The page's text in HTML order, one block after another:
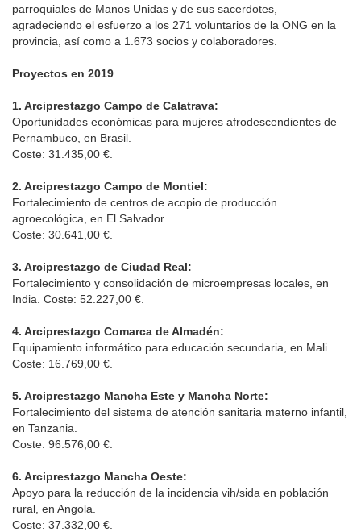
parroquiales de Manos Unidas y de sus sacerdotes,
agradeciendo el esfuerzo a los 271 voluntarios de la ONG en la
provincia, así como a 1.673 socios y colaboradores.
Proyectos en 2019
1. Arciprestazgo Campo de Calatrava:
Oportunidades económicas para mujeres afrodescendientes de
Pernambuco, en Brasil.
Coste: 31.435,00 €.
2. Arciprestazgo Campo de Montiel:
Fortalecimiento de centros de acopio de producción
agroecológica, en El Salvador.
Coste: 30.641,00 €.
3. Arciprestazgo de Ciudad Real:
Fortalecimiento y consolidación de microempresas locales, en
India. Coste: 52.227,00 €.
4. Arciprestazgo Comarca de Almadén:
Equipamiento informático para educación secundaria, en Mali.
Coste: 16.769,00 €.
5. Arciprestazgo Mancha Este y Mancha Norte:
Fortalecimiento del sistema de atención sanitaria materno infantil,
en Tanzania.
Coste: 96.576,00 €.
6. Arciprestazgo Mancha Oeste:
Apoyo para la reducción de la incidencia vih/sida en población
rural, en Angola.
Coste: 37.332,00 €.